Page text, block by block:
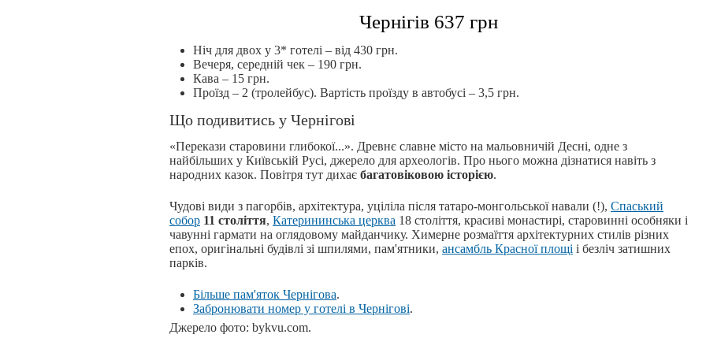
Чернігів 637 грн
Ніч для двох у 3* готелі – від 430 грн.
Вечеря, середній чек – 190 грн.
Кава – 15 грн.
Проїзд – 2 (тролейбус). Вартість проїзду в автобусі – 3,5 грн.
Що подивитись у Чернігові
«Перекази старовини глибокої...». Древнє славне місто на мальовничій Десні, одне з
найбільших у Київській Русі, джерело для археологів. Про нього можна дізнатися навіть з
народних казок. Повітря тут дихає багатовіковою історією.
Чудові види з пагорбів, архітектура, уціліла після татаро-монгольської навали (!), Спаський
собор 11 століття, Катерининська церква 18 століття, красиві монастирі, старовинні особняки і
чавунні гармати на оглядовому майданчику. Химерне розмаїття архітектурних стилів різних
епох, оригінальні будівлі зі шпилями, пам'ятники, ансамбль Красної площі і безліч затишних
парків.
Більше пам'яток Чернігова.
Забронювати номер у готелі в Чернігові.
Джерело фото: bykvu.com.